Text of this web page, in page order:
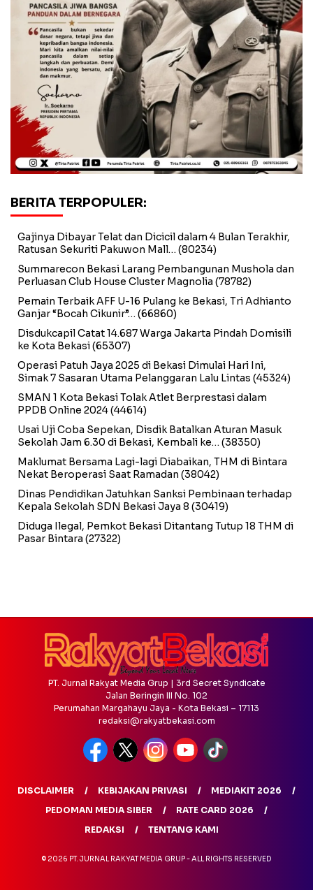
BERITA TERPOPULER:
Gajinya Dibayar Telat dan Dicicil dalam 4 Bulan Terakhir,
Ratusan Sekuriti Pakuwon Mall… (80234)
Summarecon Bekasi Larang Pembangunan Mushola dan
Perluasan Club House Cluster Magnolia (78782)
Pemain Terbaik AFF U-16 Pulang ke Bekasi, Tri Adhianto
Ganjar “Bocah Cikunir”… (66860)
Disdukcapil Catat 14.687 Warga Jakarta Pindah Domisili
ke Kota Bekasi(65307)
Operasi Patuh Jaya 2025 di Bekasi Dimulai Hari Ini,
Simak 7 Sasaran Utama Pelanggaran Lalu Lintas (45324)
SMAN 1 Kota Bekasi Tolak Atlet Berprestasi dalam
PPDB Online 2024(44614)
Usai Uji Coba Sepekan, Disdik Batalkan Aturan Masuk
Sekolah Jam 6.30 di Bekasi, Kembali ke… (38350)
Maklumat Bersama Lagi-lagi Diabaikan, THM di Bintara
Nekat Beroperasi Saat Ramadan (38042)
Dinas Pendidikan Jatuhkan Sanksi Pembinaan terhadap
Kepala Sekolah SDN Bekasi Jaya 8 (30419)
Diduga Ilegal, Pemkot Bekasi Ditantang Tutup 18 THM di
Pasar Bintara (27322)
PT. Jurnal Rakyat Media Grup | 3rd Secret Syndicate
Jalan Beringin III No. 102
Perumahan Margahayu Jaya - Kota Bekasi – 17113
redaksi@rakyatbekasi.com
DISCLAIMER KEBIJAKAN PRIVASI
MEDIAKIT 2026
PEDOMAN MEDIA SIBER
RATE CARD 2026
REDAKSI
TENTANG KAMI
© 2026 PT. JURNAL RAKYAT MEDIA GRUP - ALL RIGHTS RESERVED